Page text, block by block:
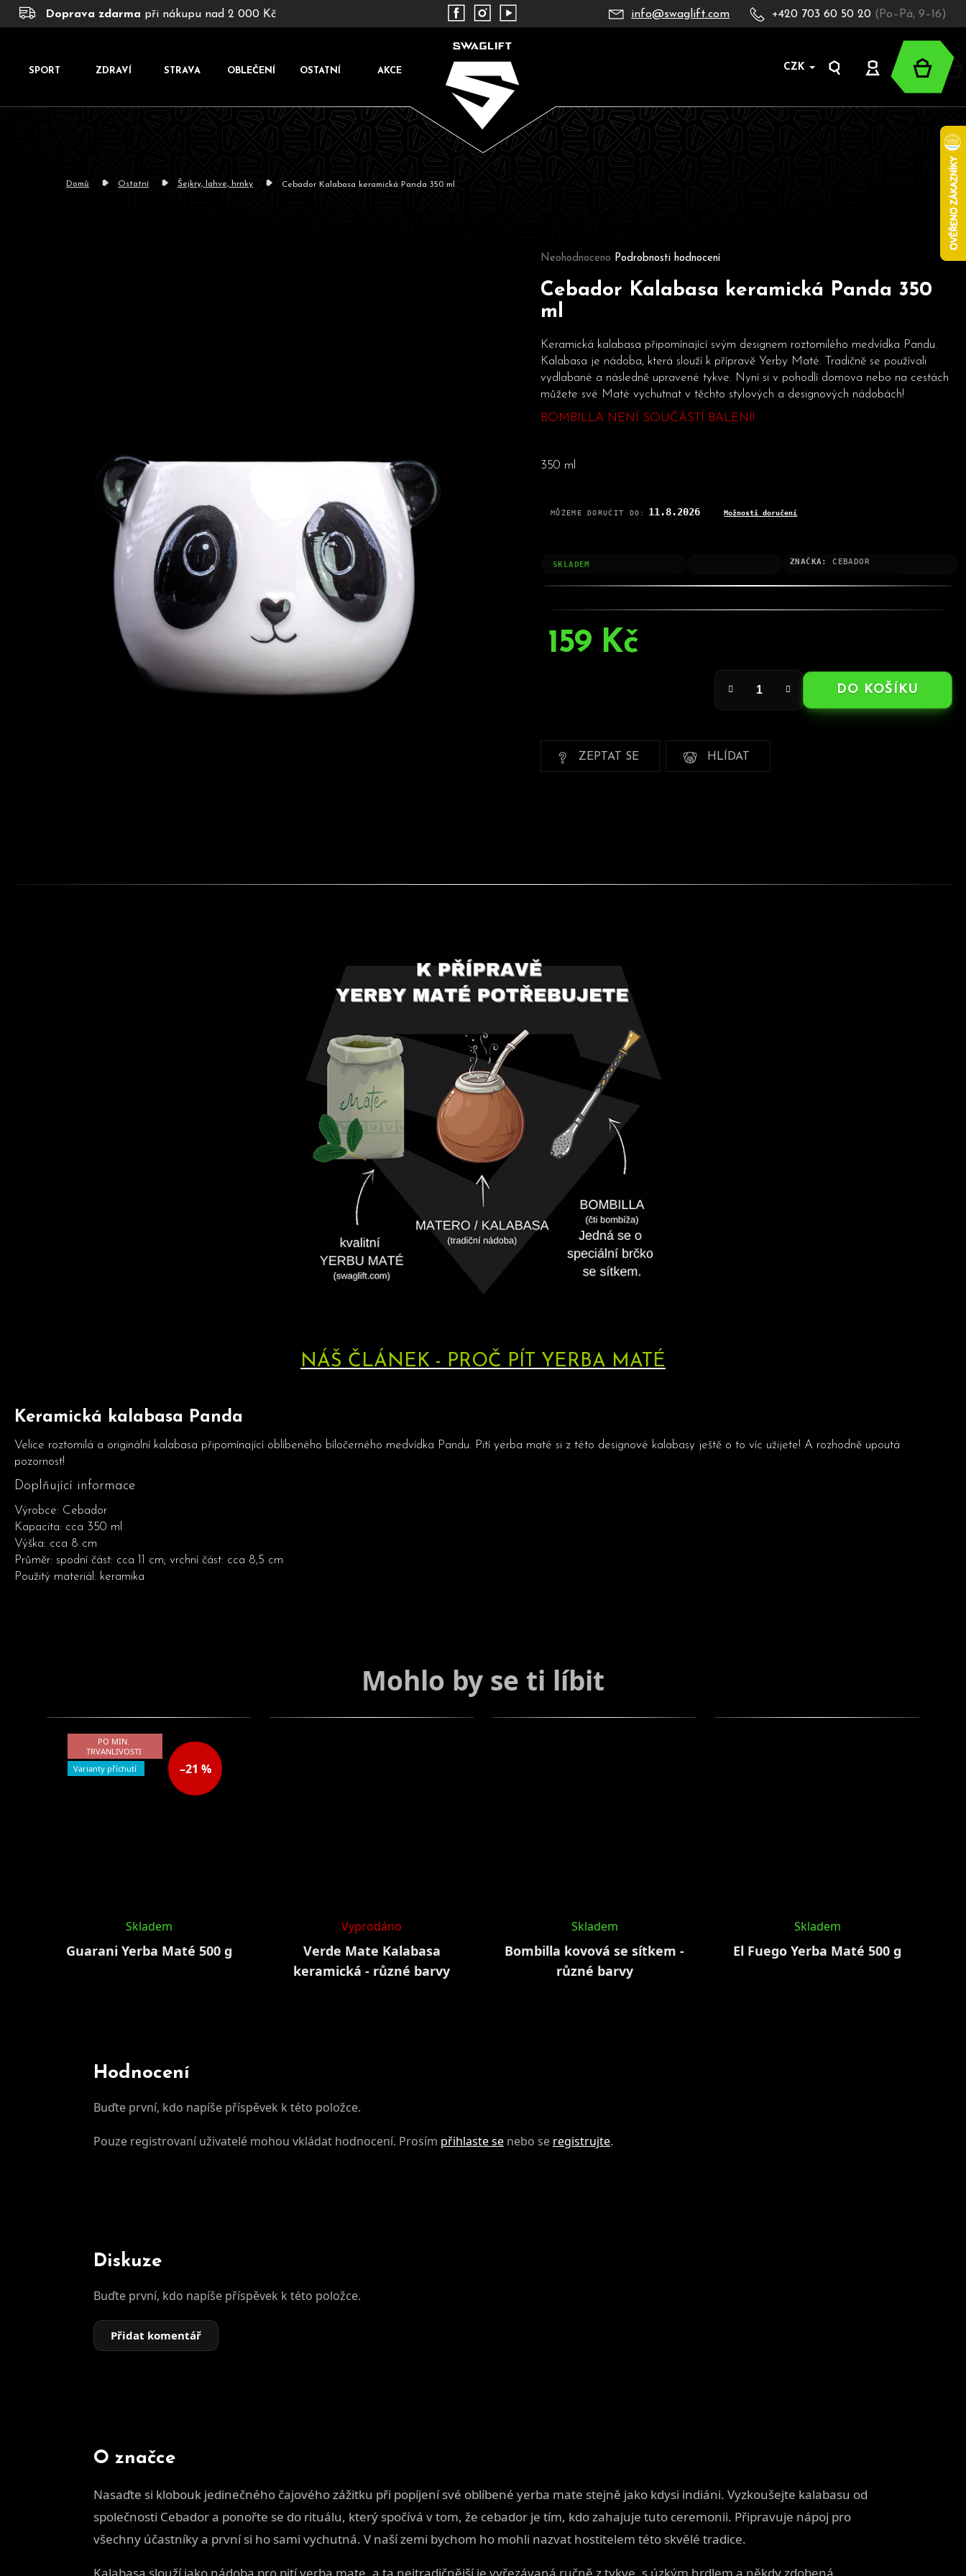
Přejít
Doprava zdarma při nákupu nad 2 000 Kč info@swaglift.com +420 703 60 50 20 (Po–Pá, 9–16)
SPORT ZDRAVÍ STRAVA OBLEČENÍ OSTATNÍ AKCE CZK
Hledat
Přihlášení
košík
Domů Ostatní Šejkry, lahve, hrnky Cebador Kalabasa keramická Panda 350 ml
Neohodnoceno Podrobnosti hodnocení
Cebador Kalabasa keramická Panda 350
ml
Keramická kalabasa připomínající svým designem roztomilého medvídka Pandu.
Kalabasa je nádoba, která slouží k přípravě Yerby Maté. Tradičně se používali
vydlabané a následně upravené tykve. Nyní si v pohodlí domova nebo na cestách
můžete své Maté vychutnat v těchto stylových a designových nádobách!
BOMBILLA NENÍ SOUČÁSTÍ BALENÍ!
350 ml
MŮŽEME DORUČIT DO: 11.8.2026 Možnosti doručení
SKLADEM ZNAČKA:CEBADOR
159 Kč
DO KOŠÍKU
ZEPTAT SE HLÍDAT
NÁŠ ČLÁNEK - PROČ PÍT YERBA MATÉ
Keramická kalabasa Panda
Velice roztomilá a originální kalabasa připomínající oblíbeného bíločerného medvídka Pandu. Pití yerba maté si z této designové kalabasy ještě o to víc užijete! A rozhodně upoutá
pozornost!
Doplňující informace
Výrobce: Cebador
Kapacita: cca 350 ml
Výška: cca 8 cm
Průměr: spodní část: cca 11 cm; vrchní část: cca 8,5 cm
Použitý materiál: keramika
PO MIN.
TRVANLIVOSTI
Varianty příchutí
–21 %
Guarani Yerba Maté 500 g
Skladem
Verde Mate Kalabasa
keramická - různé barvy
Vyprodáno
Bombilla kovová se sítkem -
různé barvy
Skladem
El Fuego Yerba Maté 500 g
Skladem
Hodnocení
Buďte první, kdo napíše příspěvek k této položce.
Pouze registrovaní uživatelé mohou vkládat hodnocení. Prosím přihlaste se nebo se registrujte.
Diskuze
Buďte první, kdo napíše příspěvek k této položce.
Přidat komentář
O značce
Nasaďte si klobouk jedinečného čajového zážitku při popíjení své oblíbené yerba mate stejně jako kdysi indiáni. Vyzkoušejte kalabasu od
společnosti Cebador a ponořte se do rituálu, který spočívá v tom, že cebador je tím, kdo zahajuje tuto ceremonii. Připravuje nápoj pro
všechny účastníky a první si ho sami vychutná. V naší zemi bychom ho mohli nazvat hostitelem této skvělé tradice.
Kalabasa slouží jako nádoba pro pití yerba mate, a ta nejtradičnější je vyřezávaná ručně z tykve, s úzkým hrdlem a někdy zdobená.
o